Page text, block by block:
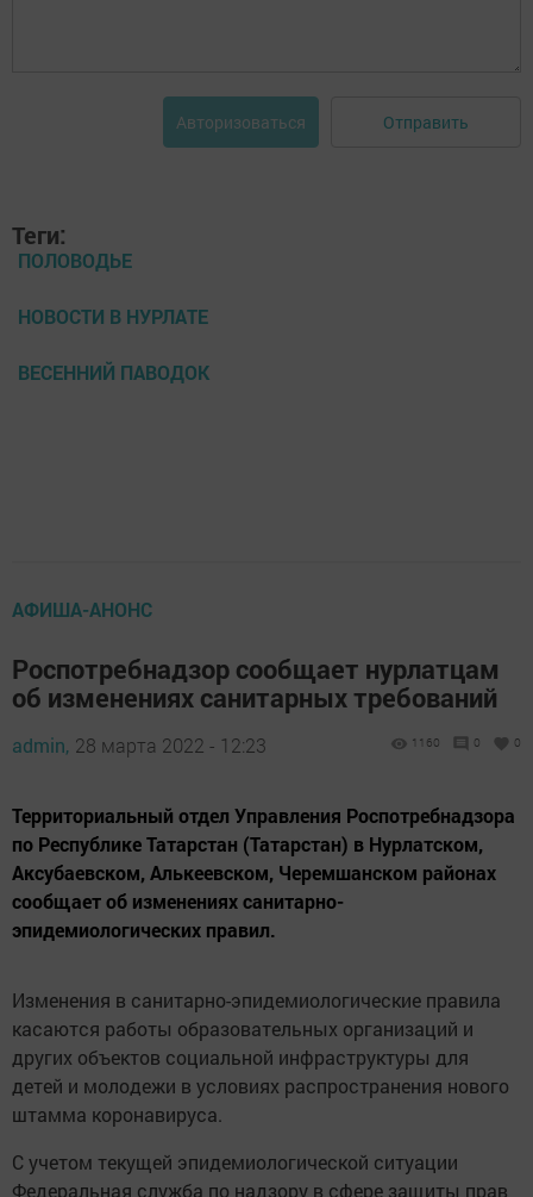
Авторизоваться Отправить
Теги:
ПОЛОВОДЬЕ
НОВОСТИ В НУРЛАТЕ
ВЕСЕННИЙ ПАВОДОК
АФИША-АНОНС
Роспотребнадзор сообщает нурлатцам
об изменениях санитарных требований
admin, 28 марта 2022 - 12:23 1160 0 0
Территориальный отдел Управления Роспотребнадзора
по Республике Татарстан (Татарстан) в Нурлатском,
Аксубаевском, Алькеевском, Черемшанском районах
сообщает об изменениях санитарно-
эпидемиологических правил.
Изменения в санитарно-эпидемиологические правила
касаются работы образовательных организаций и
других объектов социальной инфраструктуры для
детей и молодежи в условиях распространения нового
штамма коронавируса.
С учетом текущей эпидемиологической ситуации
Федеральная служба по надзору в сфере защиты прав